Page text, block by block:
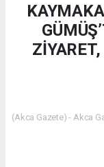
(Akca Gazete) - Akca